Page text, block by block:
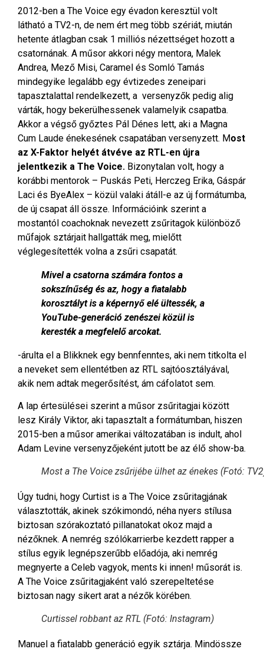
2012-ben a The Voice egy évadon keresztül volt
látható a TV2-n, de nem ért meg több szériát, miután
hetente átlagban csak 1 milliós nézettséget hozott a
csatornának. A műsor akkori négy mentora, Malek
Andrea, Mező Misi, Caramel és Somló Tamás
mindegyike legalább egy évtizedes zeneipari
tapasztalattal rendelkezett, a versenyzők pedig alig
várták, hogy bekerülhessenek valamelyik csapatba.
Akkor a végső győztes Pál Dénes lett, aki a Magna
Cum Laude énekesének csapatában versenyzett. Most
az X-Faktor helyét átvéve az RTL-en újra
jelentkezik a The Voice. Bizonytalan volt, hogy a
korábbi mentorok – Puskás Peti, Herczeg Erika, Gáspár
Laci és ByeAlex – közül valaki átáll-e az új formátumba,
de új csapat áll össze. Információink szerint a
mostantól coachoknak nevezett zsűritagok különböző
műfajok sztárjait hallgatták meg, mielőtt
véglegesítették volna a zsűri csapatát.
Mivel a csatorna számára fontos a
sokszínűség és az, hogy a fiatalabb
korosztályt is a képernyő elé ültessék, a
YouTube-generáció zenészei közül is
keresték a megfelelő arcokat.
-árulta el a Blikknek egy bennfenntes, aki nem titkolta el
a neveket sem ellentétben az RTL sajtóosztályával,
akik nem adtak megerősítést, ám cáfolatot sem.
A lap értesülései szerint a műsor zsűritagjai között
lesz Király Viktor, aki tapasztalt a formátumban, hiszen
2015-ben a műsor amerikai változatában is indult, ahol
Adam Levine versenyzőjeként jutott be az élő show-ba.
Most a The Voice zsűrijébe ülhet az énekes (Fotó:
Úgy tudni, hogy Curtist is a The Voice zsűritagjának
választották, akinek szókimondó, néha nyers stílusa
biztosan szórakoztató pillanatokat okoz majd a
nézőknek. A nemrég szólókarrierbe kezdett rapper a
stílus egyik legnépszerűbb előadója, aki nemrég
megnyerte a Celeb vagyok, ments ki innen! műsorát is.
A The Voice zsűritagjaként való szerepeltetése
biztosan nagy sikert arat a nézők körében.
Curtissel robbant az RTL (Fotó: Instagram)
Manuel a fiatalabb generáció egyik sztárja. Mindössze